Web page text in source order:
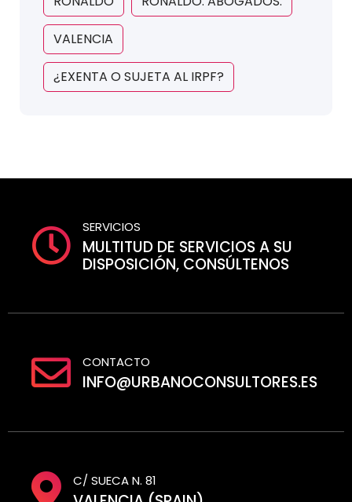
VALENCIA
¿EXENTA O SUJETA AL IRPF?
SERVICIOS
MULTITUD DE SERVICIOS A SU
DISPOSICIÓN, CONSÚLTENOS
CONTACTO
INFO@URBANOCONSULTORES.ES
C/ SUECA N. 81